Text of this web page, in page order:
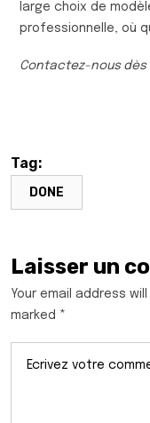
large choix de
professionnelle, où
Contactez-nous dès
Tag:
DONE
Laisser un
Your email address
marked *